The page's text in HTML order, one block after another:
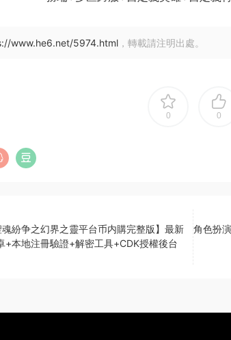
www.he6.net/5974.html ，轉載請注明出處。
0 0
紛争之幻界之靈平台币内購完整版】最新
+本地注冊驗證+解密工具+CDK授權後台
角色扮